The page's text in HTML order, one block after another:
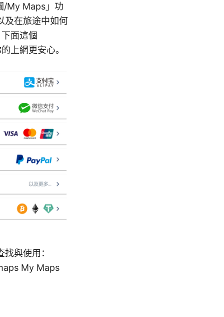
/My Maps」功
及在旅途中如何
面這個
上網更安心。
與使用：
My Maps